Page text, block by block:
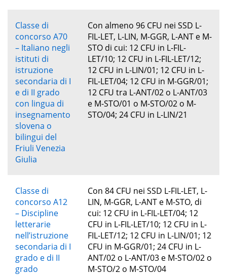
Classe di
concorso A70
– Italiano negli
istituti di
istruzione
secondaria di I
e di II grado
con lingua di
insegnamento
slovena o
bilingui del
Friuli Venezia
Giulia
Con almeno 96 CFU nei SSD L-
FIL-LET, L-LIN, M-GGR, L-ANT e M-
STO di cui: 12 CFU in L-FIL-
LET/10; 12 CFU in L-FIL-LET/12;
12 CFU in L-LIN/01; 12 CFU in L-
FIL-LET/04; 12 CFU in M-GGR/01;
12 CFU tra L-ANT/02 o L-ANT/03
e M-STO/01 o M-STO/02 o M-
STO/04; 24 CFU in L-LIN/21
Classe di
concorso A12
– Discipline
letterarie
nell’istruzione
secondaria di I
grado e di II
grado
Con 84 CFU nei SSD L-FIL-LET, L-
LIN, M-GGR, L-ANT e M-STO, di
cui: 12 CFU in L-FIL-LET/04; 12
CFU in L-FIL-LET/10; 12 CFU in L-
FIL-LET/12; 12 CFU in L-LIN/01; 12
CFU in M-GGR/01; 24 CFU in L-
ANT/02 o L-ANT/03 e M-STO/02 o
M-STO/2 o M-STO/04